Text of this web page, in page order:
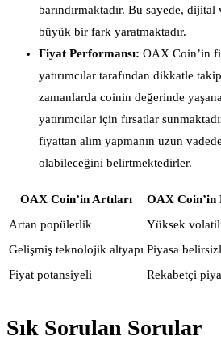
barındırmaktadır. Bu sayede, dijital
büyük bir fark yaratmaktadır.
Fiyat Performansı: OAX Coin’in
yatırımcılar tarafından dikkatle
zamanlarda coinin değerinde
yatırımcılar için fırsatlar
fiyattan alım yapmanın uzun
olabileceğini belirtmektedirler.
OAX Coin’in Artıları
OAX Coin’in
Artan popülerlik
Yüksek
Gelişmiş teknolojik altyapı Piyasa
Fiyat potansiyeli
Rekabetçi
Sık Sorulan Sorular